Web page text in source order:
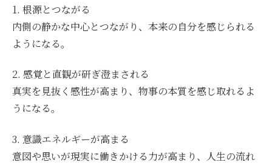
1. 根源とつながる
内側の静かな中心とつながり、本来の自分を感じられる
ようになる。
2. 感覚と直観が研ぎ澄まされる
真実を見抜く感性が高まり、物事の本質を感じ取れるよ
うになる。
3. 意識エネルギーが高まる
意図や思いが現実に働きかける力が高まり、人生の流れ